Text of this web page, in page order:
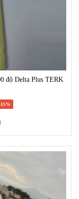
độ Delta Plus TERK